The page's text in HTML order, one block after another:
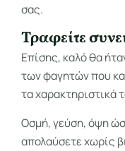
σας.
Τραφείτε
Επίσης, καλό θα
των φαγητών που
τα χαρακτηριστικά
Οσμή, γεύση, όψη
απολαύσετε χωρίς